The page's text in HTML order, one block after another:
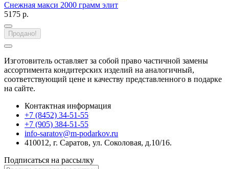
Снежная макси 2000 грамм элит
5175 р.
Продано!
Изготовитель оставляет за собой право частичной замены
ассортимента кондитерских изделий на аналогичный,
соответствующий цене и качеству представленного в подарке
на сайте.
Контактная информация
+7 (8452) 34-51-55
+7 (905) 384-51-55
info-saratov@m-podarkov.ru
410012, г. Саратов, ул. Соколовая, д.10/16.
Подписаться на рассылку